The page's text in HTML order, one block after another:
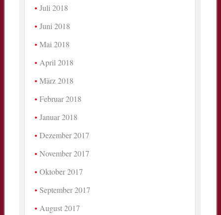
Juli 2018
Juni 2018
Mai 2018
April 2018
März 2018
Februar 2018
Januar 2018
Dezember 2017
November 2017
Oktober 2017
September 2017
August 2017